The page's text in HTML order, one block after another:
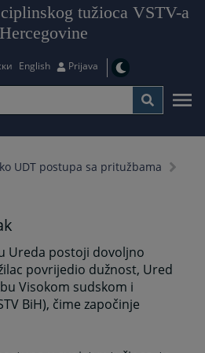
tužioca VSTV-a
English Prijava
UDT postupa sa pritužbama
Ureda postoji dovoljno
povrijedio dužnost, Ured
Visokom sudskom i
BiH), čime započinje